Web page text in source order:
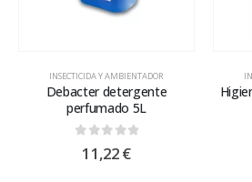
INSECTICIDA Y AMBIENTADOR
Debacter detergente
perfumado 5L
out of 5
11,22€